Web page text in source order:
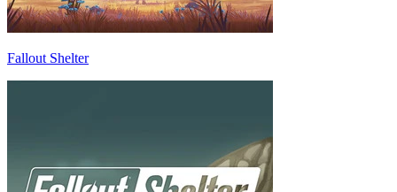
Fallout Shelter